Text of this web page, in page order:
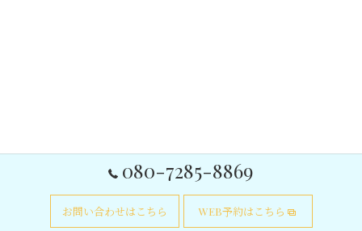
080-7285-8869
お問い合わせはこちら WEB予約はこちら